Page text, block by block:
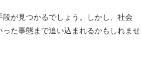
が見つかるでしょう。しかし、社会
た事態まで追い込まれるかもしれませ